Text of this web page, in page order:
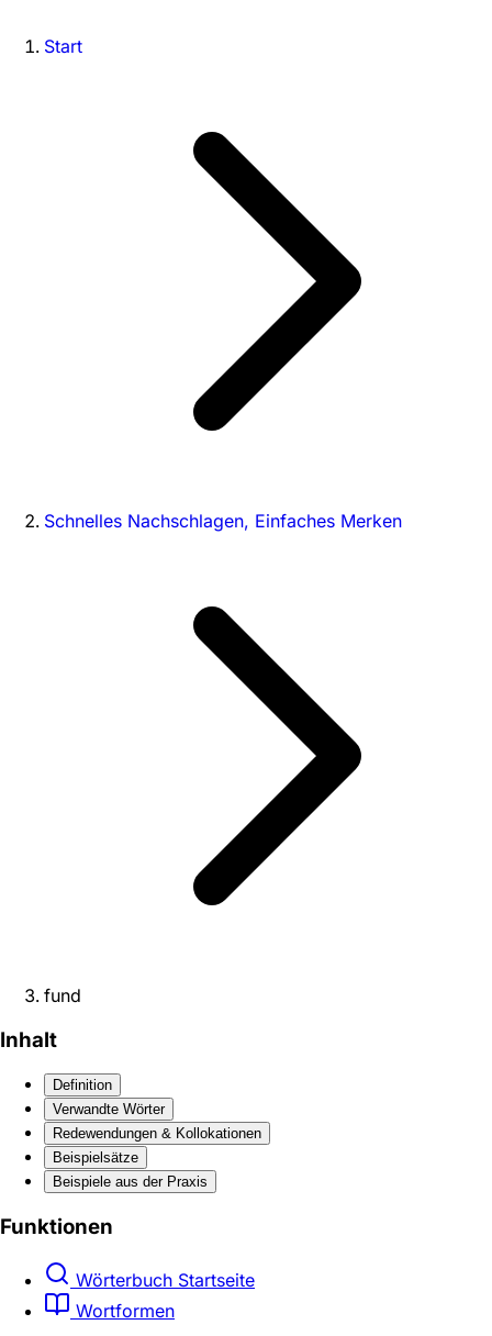
Start
Schnelles Nachschlagen, Einfaches Merken
fund
Inhalt
Definition
Verwandte Wörter
Redewendungen & Kollokationen
Beispielsätze
Beispiele aus der Praxis
Funktionen
Wörterbuch Startseite
Wortformen